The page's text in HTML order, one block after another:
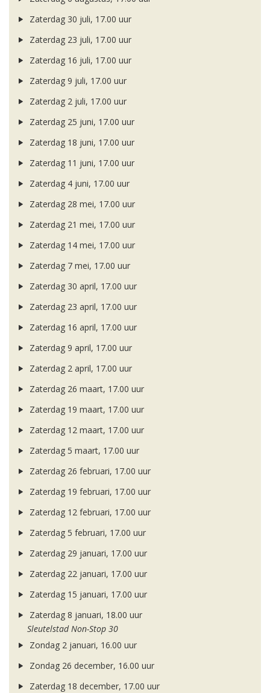
Zaterdag 30 juli, 17.00 uur
Zaterdag 23 juli, 17.00 uur
Zaterdag 16 juli, 17.00 uur
Zaterdag 9 juli, 17.00 uur
Zaterdag 2 juli, 17.00 uur
Zaterdag 25 juni, 17.00 uur
Zaterdag 18 juni, 17.00 uur
Zaterdag 11 juni, 17.00 uur
Zaterdag 4 juni, 17.00 uur
Zaterdag 28 mei, 17.00 uur
Zaterdag 21 mei, 17.00 uur
Zaterdag 14 mei, 17.00 uur
Zaterdag 7 mei, 17.00 uur
Zaterdag 30 april, 17.00 uur
Zaterdag 23 april, 17.00 uur
Zaterdag 16 april, 17.00 uur
Zaterdag 9 april, 17.00 uur
Zaterdag 2 april, 17.00 uur
Zaterdag 26 maart, 17.00 uur
Zaterdag 19 maart, 17.00 uur
Zaterdag 12 maart, 17.00 uur
Zaterdag 5 maart, 17.00 uur
Zaterdag 26 februari, 17.00 uur
Zaterdag 19 februari, 17.00 uur
Zaterdag 12 februari, 17.00 uur
Zaterdag 5 februari, 17.00 uur
Zaterdag 29 januari, 17.00 uur
Zaterdag 22 januari, 17.00 uur
Zaterdag 15 januari, 17.00 uur
Zaterdag 8 januari, 18.00 uur
Sleutelstad Non-Stop 30
Zondag 2 januari, 16.00 uur
Zondag 26 december, 16.00 uur
Zaterdag 18 december, 17.00 uur